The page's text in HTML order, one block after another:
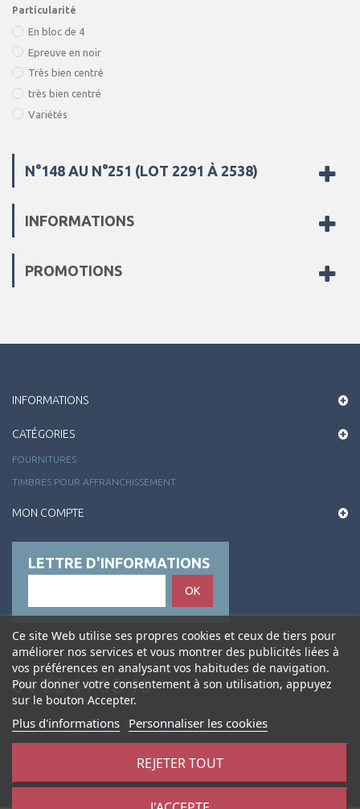
208
216
216b
223b
229/32
230
240
242A
251
Particularité
En bloc de 4
Epreuve en noir
Très bien centré
très bien centré
Variétés
N°148 AU N°251 (LOT 2291 À 2538)
INFORMATIONS
PROMOTIONS
INFORMATIONS
CATÉGORIES
FOURNITURES
TIMBRES POUR AFFRANCHISSEMENT
MON COMPTE
LETTRE D'INFORMATIONS
OK
Alliance Philatélie , 50 rue de la Charité 69002
LYON France
04 72 41 82 10
Ce site Web utilise ses propres cookies et ceux de tiers pour
améliorer nos services et vous montrer des publicités liées à
vos préférences en analysant vos habitudes de navigation.
Pour donner votre consentement à son utilisation, appuyez
sur le bouton Accepter.
Plus d'informations Personnaliser les cookies
REJETER TOUT